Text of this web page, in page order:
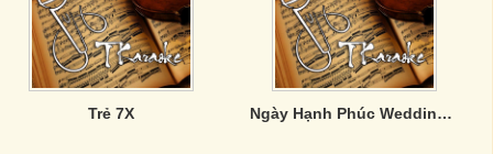
Trẻ 7X Ngày Hạnh Phúc Wedding Day